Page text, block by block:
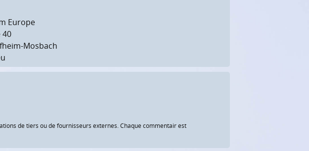
Europe
40
Mosbach
de tiers ou de fournisseurs externes. Chaque commentair est